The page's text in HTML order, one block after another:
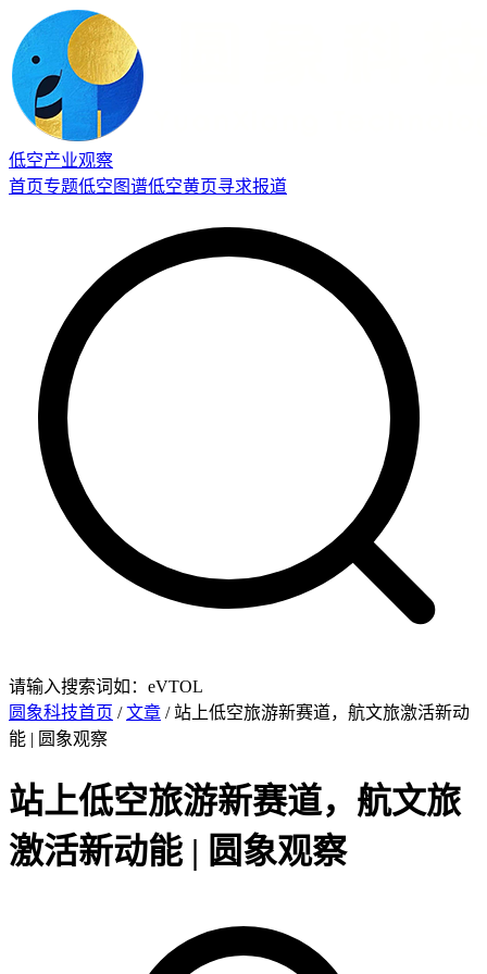
低空产业观察
首页专题低空图谱低空黄页寻求报道
请输入搜索词如：eVTOL
圆象科技首页 /文章 / 站上低空旅游新赛道，航文旅激活新动
能 | 圆象观察
站上低空旅游新赛道，航文旅
激活新动能 | 圆象观察